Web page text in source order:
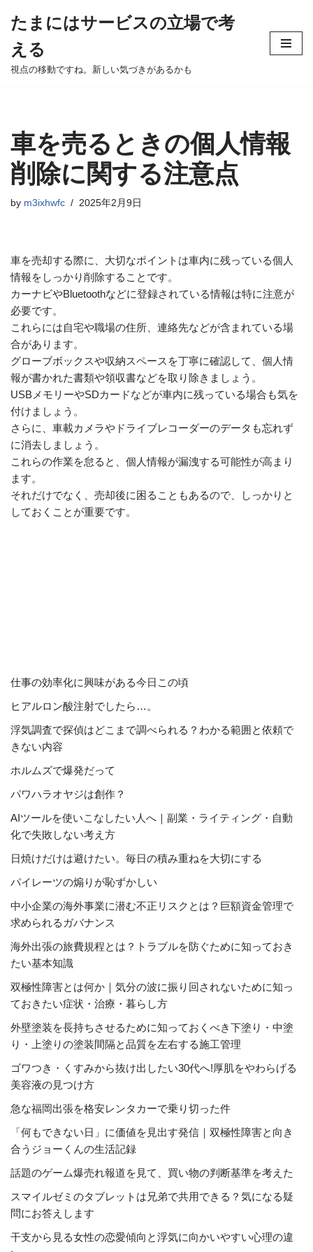
to
content
たまにはサービスの立場で考
える
視点の移動ですね。新しい気づきがあるかも
車を売るときの個人情報
削除に関する注意点
by m3ixhwfc 2025年2月9日
車を売却する際に、大切なポイントは車内に残っている個人
情報をしっかり削除することです。
カーナビやBluetoothなどに登録されている情報は特に注意が
必要です。
これらには自宅や職場の住所、連絡先などが含まれている場
合があります。
グローブボックスや収納スペースを丁寧に確認して、個人情
報が書かれた書類や領収書などを取り除きましょう。
USBメモリーやSDカードなどが車内に残っている場合も気を
付けましょう。
さらに、車載カメラやドライブレコーダーのデータも忘れず
に消去しましょう。
これらの作業を怠ると、個人情報が漏洩する可能性が高まり
ます。
それだけでなく、売却後に困ることもあるので、しっかりと
しておくことが重要です。
仕事の効率化に興味がある今日この頃
ヒアルロン酸注射でしたら…。
浮気調査で探偵はどこまで調べられる？わかる範囲と依頼で
きない内容
ホルムズで爆発だって
パワハラオヤジは創作？
AIツールを使いこなしたい人へ｜副業・ライティング・自動
化で失敗しない考え方
日焼けだけは避けたい。毎日の積み重ねを大切にする
パイレーツの煽りが恥ずかしい
中小企業の海外事業に潜む不正リスクとは？巨額資金管理で
求められるガバナンス
海外出張の旅費規程とは？トラブルを防ぐために知っておき
たい基本知識
双極性障害とは何か｜気分の波に振り回されないために知っ
ておきたい症状・治療・暮らし方
外壁塗装を長持ちさせるために知っておくべき下塗り・中塗
り・上塗りの塗装間隔と品質を左右する施工管理
ゴワつき・くすみから抜け出したい30代へ!厚肌をやわらげる
美容液の見つけ方
急な福岡出張を格安レンタカーで乗り切った件
「何もできない日」に価値を見出す発信｜双極性障害と向き
合うジョーくんの生活記録
話題のゲーム爆売れ報道を見て、買い物の判断基準を考えた
スマイルゼミのタブレットは兄弟で共用できる？気になる疑
問にお答えします
干支から見る女性の恋愛傾向と浮気に向かいやすい心理の違